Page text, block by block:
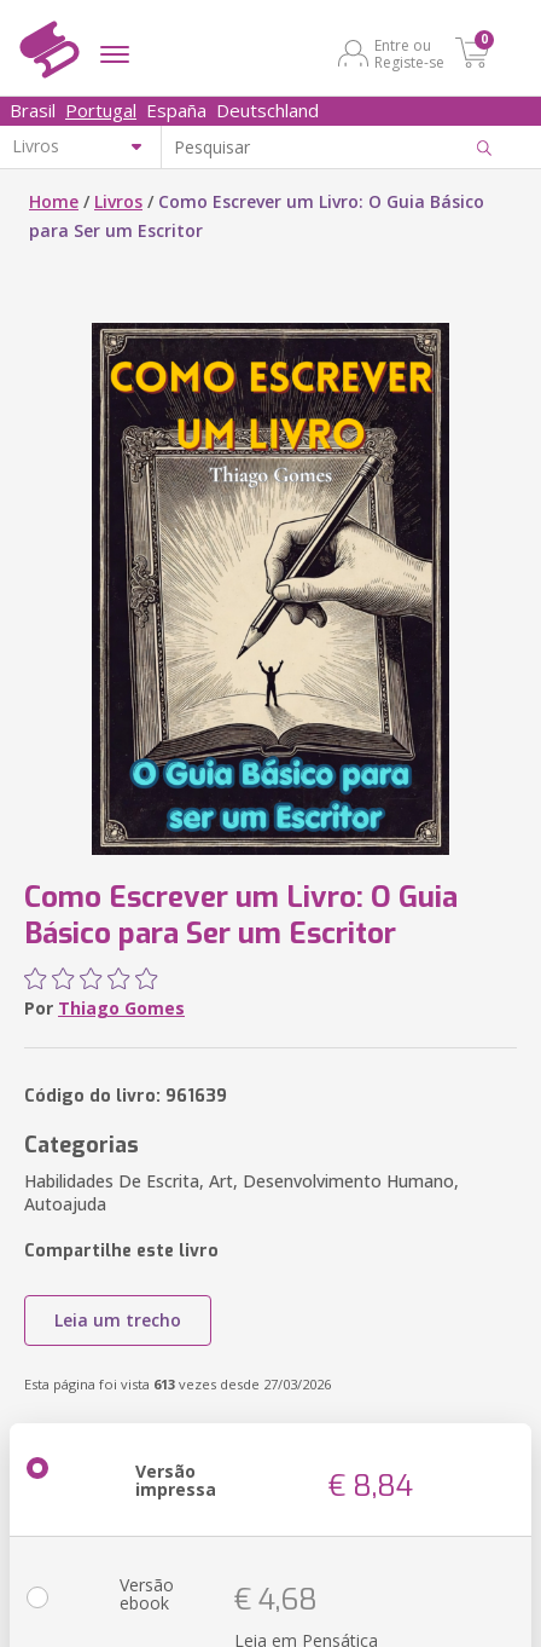
Entre ou
Registe-se
0
Brasil Portugal España Deutschland
Home / Livros / Como Escrever um Livro: O Guia Básico
para Ser um Escritor
Como Escrever um Livro: O Guia
Básico para Ser um Escritor
Por Thiago Gomes
Código do livro: 961639
Categorias
Habilidades De Escrita, Art, Desenvolvimento Humano,
Autoajuda
Compartilhe este livro
Leia um trecho
Esta página foi vista 613 vezes desde 27/03/2026
Versão
impressa € 8,84
Versão
ebook € 4,68
Leia em Pensática